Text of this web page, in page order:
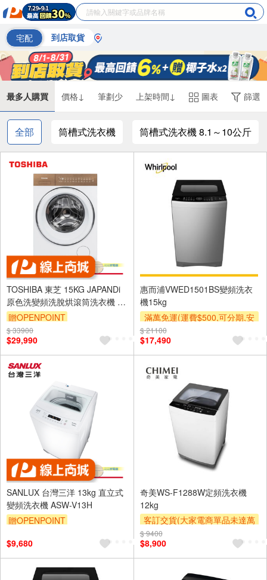
宅配 到店取貨
最多人購買 價格↓ 筆劃少 上架時間↓ 圖表 篩選
全部 筒槽式洗衣機 筒槽式洗衣機 8.1～10公斤
TOSHIBA 東芝 15KG JAPANDi
原色洗變頻洗脫烘滾筒洗衣機 極
地白 TWD-
T37BP160MWTA(WT)
贈OPENPOINT
$ 33900
$29,990
惠而浦VWED1501BS變頻洗衣
機15kg
滿萬免運(運費$500,可分期,安
裝跨區費另計,單品未滿1萬元
及使用6期以上分期0利率,需付
基本安裝運費)
滿額贈券
$ 21100
$17,490
SANLUX 台灣三洋 13kg 直立式
變頻洗衣機 ASW-V13H
贈OPENPOINT
$9,680
奇美WS-F1288W定頻洗衣機
12kg
客訂交貨(大家電商單品未達萬
元需加收$300-500,部分安裝跨
區費另計,實際收費以專人聯絡
報價為主)
$ 9400
$8,900